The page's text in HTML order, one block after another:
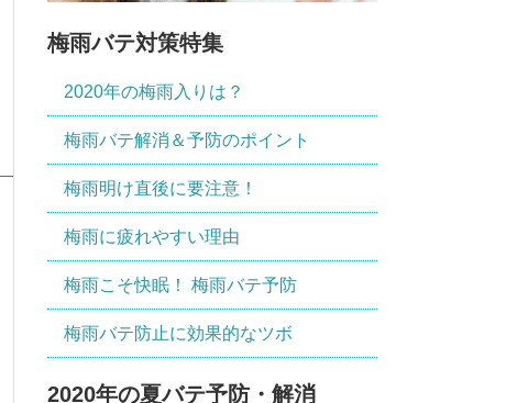
梅雨バテ対策特集
2020年の梅雨入りは？
梅雨バテ解消＆予防のポイント
梅雨明け直後に要注意！
梅雨に疲れやすい理由
梅雨こそ快眠！ 梅雨バテ予防
梅雨バテ防止に効果的なツボ
2020年の夏バテ予防・解消